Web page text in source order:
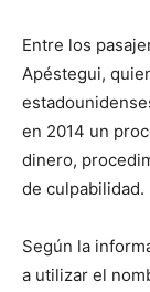
Entre los
Apéstegui,
en 2014 un
dinero,
de culpabilidad.
Según la
a utilizar el